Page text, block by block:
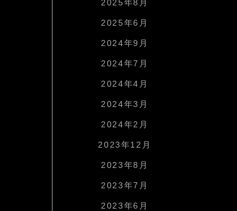
2025年8月
2025年6月
2024年9月
2024年7月
2024年4月
2024年3月
2024年2月
2023年12月
2023年8月
2023年7月
2023年6月